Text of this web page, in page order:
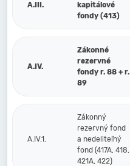
A.III.
kapitálové
fondy (413)
A.IV.
Zákonné
rezervné
fondy r. 88 + r.
89
A.IV.1.
Zákonný
rezervný fond
a nedeliteľný
fond (417A, 418,
421A, 422)